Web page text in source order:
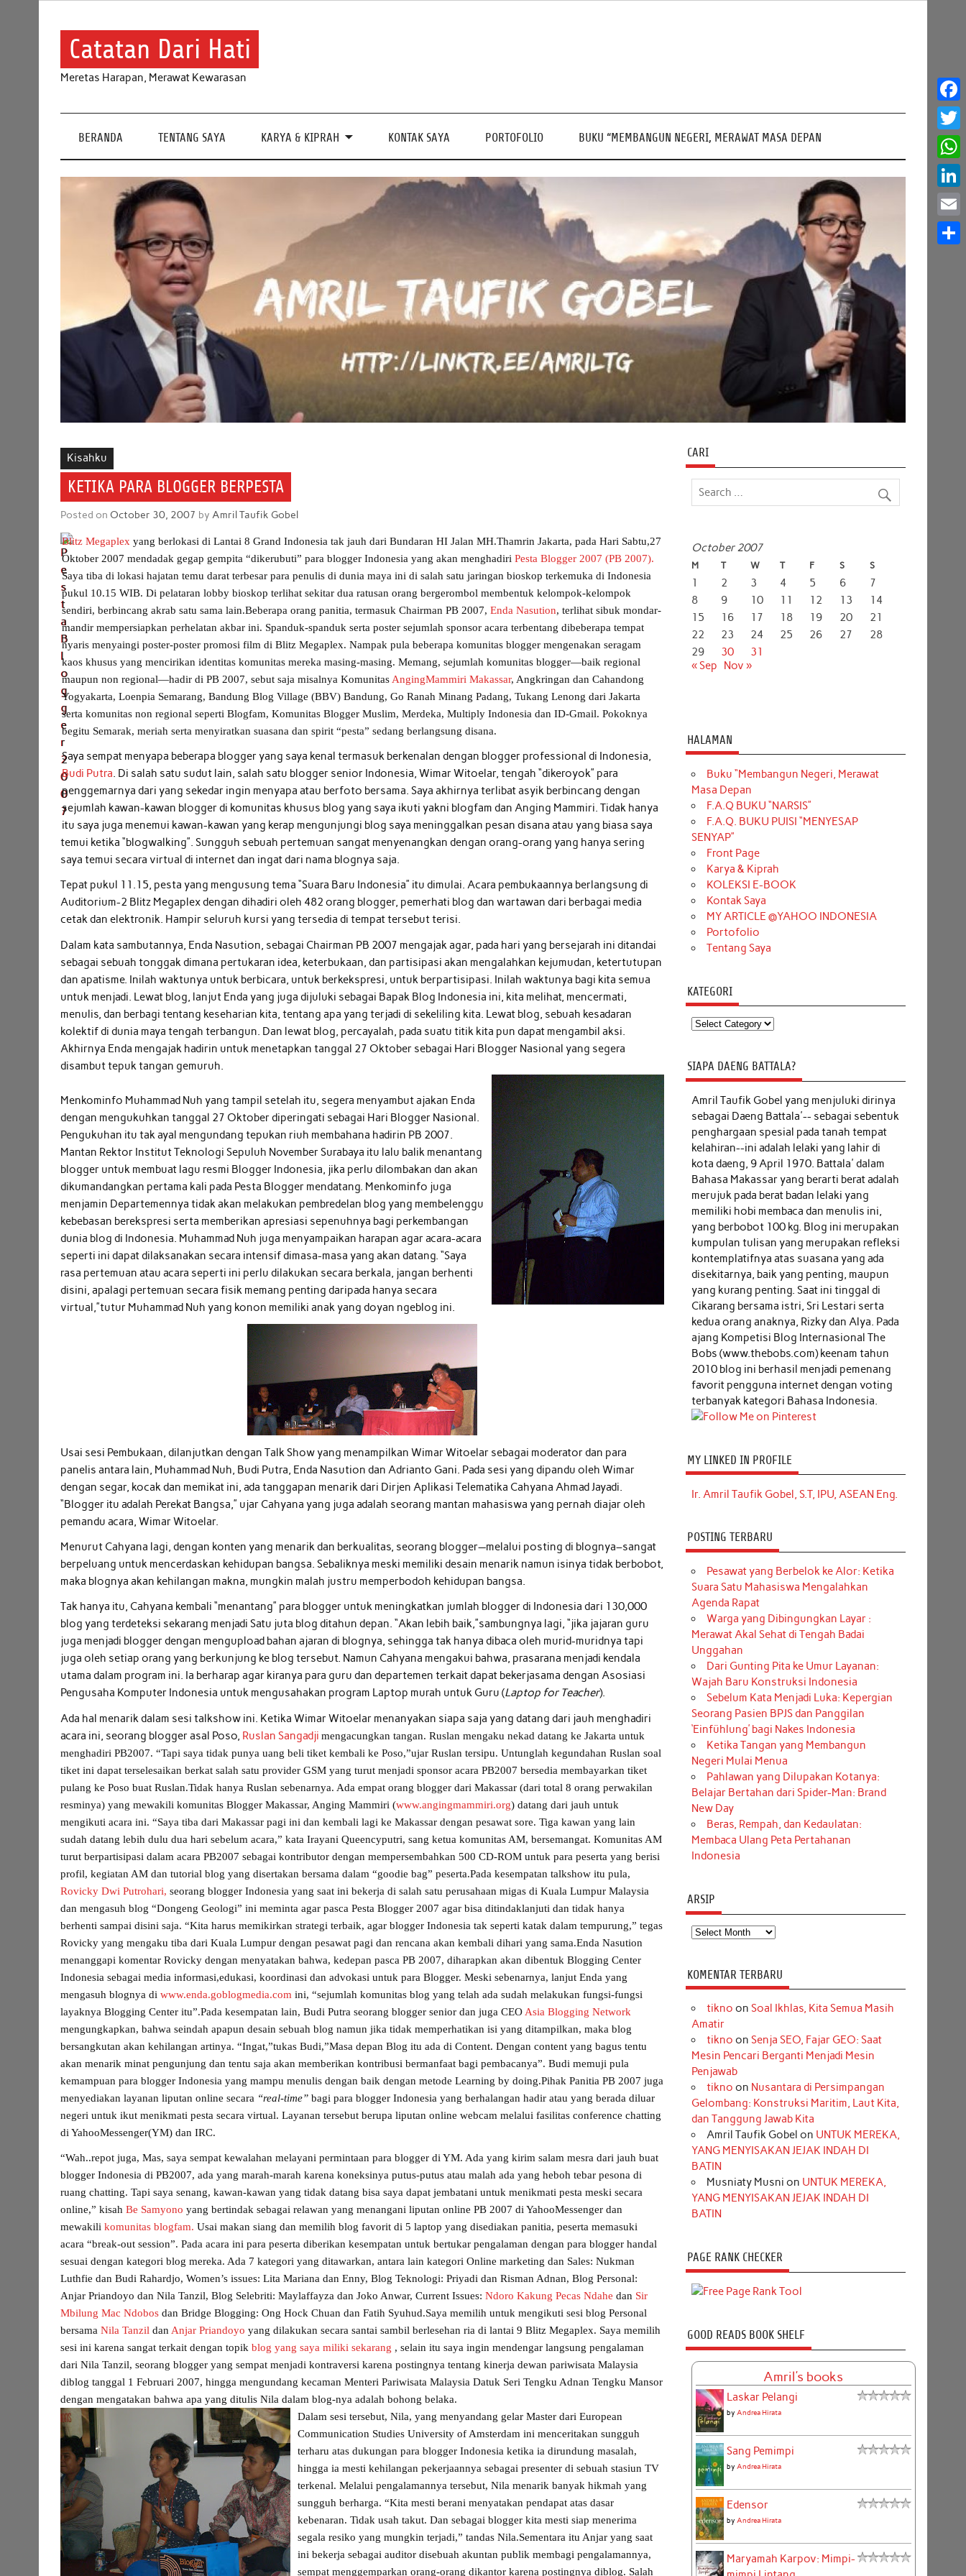
Catatan Dari Hati
Meretas Harapan, Merawat Kewarasan
BERANDA TENTANG SAYA KARYA & KIPRAH KONTAK SAYA PORTOFOLIO BUKU “MEMBANGUN NEGERI, MERAWAT MASA DEPAN
Kisahku
KETIKA PARA BLOGGER BERPESTA
Posted on October 30, 2007 byAmril Taufik Gobel
Blitz Megaplex yang berlokasi di Lantai 8 Grand Indonesia tak jauh dari Bundaran HI Jalan MH.Thamrin Jakarta, pada Hari Sabtu,27
Oktober 2007 mendadak gegap gempita “dikerubuti” para blogger Indonesia yang akan menghadiriPesta Blogger 2007 (PB 2007).
Saya tiba di lokasi hajatan temu darat terbesar para penulis di dunia maya ini di salah satu jaringan bioskop terkemuka di Indonesia
pukul 10.15 WIB. Di pelataran lobby bioskop terlihat sekitar dua ratusan orang bergerombol membentuk kelompok-kelompok
sendiri, berbincang akrab satu sama lain.Beberapa orang panitia, termasuk Chairman PB 2007,Enda Nasution, terlihat sibuk mondar-
mandir mempersiapkan perhelatan akbar ini. Spanduk-spanduk serta poster sejumlah sponsor acara terbentang dibeberapa tempat
nyaris menyaingi poster-poster promosi film di Blitz Megaplex. Nampak pula beberapa komunitas blogger mengenakan seragam
kaos khusus yang mencirikan identitas komunitas mereka masing-masing. Memang, sejumlah komunitas blogger—baik regional
maupun non regional—hadir di PB 2007, sebut saja misalnya Komunitas AngingMammiri Makassar, Angkringan dan Cahandong
Yogyakarta, Loenpia Semarang, Bandung Blog Village (BBV) Bandung, Go Ranah Minang Padang, Tukang Lenong dari Jakarta
serta komunitas non regional seperti Blogfam, Komunitas Blogger Muslim, Merdeka, Multiply Indonesia dan ID-Gmail. Pokoknya
begitu Semarak, meriah serta menyiratkan suasana dan spirit “pesta” sedang berlangsung disana.
Saya sempat menyapa beberapa blogger yang saya kenal termasuk berkenalan dengan blogger professional di Indonesia,
Budi Putra. Di salah satu sudut lain, salah satu blogger senior Indonesia, Wimar Witoelar, tengah “dikeroyok” para
penggemarnya dari yang sekedar ingin menyapa atau berfoto bersama. Saya akhirnya terlibat asyik berbincang dengan
sejumlah kawan-kawan blogger di komunitas khusus blog yang saya ikuti yakni blogfam dan Anging Mammiri. Tidak hanya
itu saya juga menemui kawan-kawan yang kerap mengunjungi blog saya meninggalkan pesan disana atau yang biasa saya
temui ketika “blogwalking”. Sungguh sebuah pertemuan sangat menyenangkan dengan orang-orang yang hanya sering
saya temui secara virtual di internet dan ingat dari nama blognya saja.
Tepat pukul 11.15, pesta yang mengusung tema “Suara Baru Indonesia” itu dimulai. Acara pembukaannya berlangsung di
Auditorium-2 Blitz Megaplex dengan dihadiri oleh 482 orang blogger, pemerhati blog dan wartawan dari berbagai media
cetak dan elektronik. Hampir seluruh kursi yang tersedia di tempat tersebut terisi.
Dalam kata sambutannya, Enda Nasution, sebagai Chairman PB 2007 mengajak agar, pada hari yang bersejarah ini ditandai
sebagai sebuah tonggak dimana pertukaran idea, keterbukaan, dan partisipasi akan mengalahkan kejumudan, ketertutupan
dan apatisme. Inilah waktunya untuk berbicara, untuk berkekspresi, untuk berpartisipasi. Inilah waktunya bagi kita semua
untuk menjadi. Lewat blog, lanjut Enda yang juga dijuluki sebagai Bapak Blog Indonesia ini, kita melihat, mencermati,
menulis, dan berbagi tentang keseharian kita, tentang apa yang terjadi di sekeliling kita. Lewat blog, sebuah kesadaran
kolektif di dunia maya tengah terbangun. Dan lewat blog, percayalah, pada suatu titik kita pun dapat mengambil aksi.
Akhirnya Enda mengajak hadirin untuk menetapkan tanggal 27 Oktober sebagai Hari Blogger Nasional yang segera
disambut tepuk tangan gemuruh.
Menkominfo Muhammad Nuh yang tampil setelah itu, segera menyambut ajakan Enda
dengan mengukuhkan tanggal 27 Oktober diperingati sebagai Hari Blogger Nasional.
Pengukuhan itu tak ayal mengundang tepukan riuh membahana hadirin PB 2007.
Mantan Rektor Institut Teknologi Sepuluh November Surabaya itu lalu balik menantang
blogger untuk membuat lagu resmi Blogger Indonesia, jika perlu dilombakan dan akan
dikumandangkan pertama kali pada Pesta Blogger mendatang. Menkominfo juga
menjamin Departemennya tidak akan melakukan pembredelan blog yang membelenggu
kebebasan berekspresi serta memberikan apresiasi sepenuhnya bagi perkembangan
dunia blog di Indonesia. Muhammad Nuh juga menyampaikan harapan agar acara-acara
seperti ini dapat dilaksanakan secara intensif dimasa-masa yang akan datang. “Saya
rasa pertemuan atau acara seperti ini perlu dilakukan secara berkala, jangan berhenti
disini, apalagi pertemuan secara fisik memang penting daripada hanya secara
virtual,”tutur Muhammad Nuh yang konon memiliki anak yang doyan ngeblog ini.
Usai sesi Pembukaan, dilanjutkan dengan Talk Show yang menampilkan Wimar Witoelar sebagai moderator dan para
panelis antara lain, Muhammad Nuh, Budi Putra, Enda Nasution dan Adrianto Gani. Pada sesi yang dipandu oleh Wimar
dengan segar, kocak dan memikat ini, ada tanggapan menarik dari Dirjen Aplikasi Telematika Cahyana Ahmad Jayadi.
“Blogger itu adalah Perekat Bangsa,” ujar Cahyana yang juga adalah seorang mantan mahasiswa yang pernah diajar oleh
pemandu acara, Wimar Witoelar.
Menurut Cahyana lagi, dengan konten yang menarik dan berkualitas, seorang blogger—melalui posting di blognya–sangat
berpeluang untuk mencerdaskan kehidupan bangsa. Sebaliknya meski memiliki desain menarik namun isinya tidak berbobot,
maka blognya akan kehilangan makna, mungkin malah justru memperbodoh kehidupan bangsa.
Tak hanya itu, Cahyana kembali “menantang” para blogger untuk meningkatkan jumlah blogger di Indonesia dari 130,000
blog yang terdeteksi sekarang menjadi Satu juta blog ditahun depan. “Akan lebih baik,”sambungnya lagi, “jika jajaran guru
juga menjadi blogger dengan mengupload bahan ajaran di blognya, sehingga tak hanya dibaca oleh murid-muridnya tapi
juga oleh setiap orang yang berkunjung ke blog tersebut. Namun Cahyana mengakui bahwa, prasarana menjadi kendala
utama dalam program ini. Ia berharap agar kiranya para guru dan departemen terkait dapat bekerjasama dengan Asosiasi
Pengusaha Komputer Indonesia untuk mengusahakan program Laptop murah untuk Guru (Laptop for Teacher).
Ada hal menarik dalam sesi talkshow ini. Ketika Wimar Witoelar menanyakan siapa saja yang datang dari jauh menghadiri
acara ini, seorang blogger asal Poso, Ruslan Sangadjimengacungkan tangan. Ruslan mengaku nekad datang ke Jakarta untuk
menghadiri PB2007. “Tapi saya tidak punya uang beli tiket kembali ke Poso,”ujar Ruslan tersipu. Untunglah kegundahan Ruslan soal
tiket ini dapat terselesaikan berkat salah satu provider GSM yang turut menjadi sponsor acara PB2007 bersedia membayarkan tiket
pulang ke Poso buat Ruslan.Tidak hanya Ruslan sebenarnya. Ada empat orang blogger dari Makassar (dari total 8 orang perwakilan
resminya) yang mewakili komunitas Blogger Makassar, Anging Mammiri (www.angingmammiri.org) datang dari jauh untuk
mengikuti acara ini. “Saya tiba dari Makassar pagi ini dan kembali lagi ke Makassar dengan pesawat sore. Tiga kawan yang lain
sudah datang lebih dulu dua hari sebelum acara,” kata Irayani Queencyputri, sang ketua komunitas AM, bersemangat. Komunitas AM
turut berpartisipasi dalam acara PB2007 sebagai kontributor dengan mempersembahkan 500 CD-ROM untuk para peserta yang berisi
profil, kegiatan AM dan tutorial blog yang disertakan bersama dalam “goodie bag” peserta.Pada kesempatan talkshow itu pula,
Rovicky Dwi Putrohari, seorang blogger Indonesia yang saat ini bekerja di salah satu perusahaan migas di Kuala Lumpur Malaysia
dan mengasuh blog “Dongeng Geologi”ini meminta agar pasca Pesta Blogger 2007 agar bisa ditindaklanjuti dan tidak hanya
berhenti sampai disini saja. “Kita harus memikirkan strategi terbaik, agar blogger Indonesia tak seperti katak dalam tempurung,” tegas
Rovicky yang mengaku tiba dari Kuala Lumpur dengan pesawat pagi dan rencana akan kembali dihari yang sama.Enda Nasution
menanggapi komentar Rovicky dengan menyatakan bahwa, kedepan pasca PB 2007, diharapkan akan dibentuk Blogging Center
Indonesia sebagai media informasi,edukasi, koordinasi dan advokasi untuk para Blogger. Meski sebenarnya, lanjut Enda yang
mengasuh blognya diwww.enda.goblogmedia.com ini, “sejumlah komunitas blog yang telah ada sudah melakukan fungsi-fungsi
layaknya Blogging Center itu”.Pada kesempatan lain, Budi Putra seorang blogger senior dan juga CEO Asia Blogging Network
mengungkapkan, bahwa seindah apapun desain sebuah blog namun jika tidak memperhatikan isi yang ditampilkan, maka blog
bersangkutan akan kehilangan artinya. “Ingat,”tukas Budi,”Masa depan Blog itu ada di Content. Dengan content yang bagus tentu
akan menarik minat pengunjung dan tentu saja akan memberikan kontribusi bermanfaat bagi pembacanya”. Budi memuji pula
kemampuan para blogger Indonesia yang mampu menulis dengan baik dengan metode Learning by doing.Pihak Panitia PB 2007 juga
menyediakan layanan liputan online secara “real-time” bagi para blogger Indonesia yang berhalangan hadir atau yang berada diluar
negeri untuk ikut menikmati pesta secara virtual. Layanan tersebut berupa liputan online webcam melalui fasilitas conference chatting
di YahooMessenger(YM) dan IRC.
“Wah..repot juga, Mas, saya sempat kewalahan melayani permintaan para blogger di YM. Ada yang kirim salam mesra dari jauh buat
blogger Indonesia di PB2007, ada yang marah-marah karena koneksinya putus-putus atau malah ada yang heboh tebar pesona di
ruang chatting. Tapi saya senang, kawan-kawan yang tidak datang bisa saya dapat jembatani untuk menikmati pesta meski secara
online,” kisahBe Samyonoyang bertindak sebagai relawan yang menangani liputan online PB 2007 di YahooMessenger dan
mewakilikomunitas blogfam.Usai makan siang dan memilih blog favorit di 5 laptop yang disediakan panitia, peserta memasuki
acara “break-out session”. Pada acara ini para peserta diberikan kesempatan untuk bertukar pengalaman dengan para blogger handal
sesuai dengan kategori blog mereka. Ada 7 kategori yang ditawarkan, antara lain kategori Online marketing dan Sales: Nukman
Luthfie dan Budi Rahardjo, Women’s issues: Lita Mariana dan Enny, Blog Teknologi: Priyadi dan Risman Adnan, Blog Personal:
Anjar Priandoyo dan Nila Tanzil, Blog Selebriti: Maylaffayza dan Joko Anwar, Current Issues:Ndoro Kakung Pecas Ndahedan Sir
Mbilung Mac Ndobosdan Bridge Blogging: Ong Hock Chuan dan Fatih Syuhud.Saya memilih untuk mengikuti sesi blog Personal
bersamaNila Tanzildan Anjar Priandoyo yang dilakukan secara santai sambil berlesehan ria di lantai 9 Blitz Megaplex. Saya memilih
sesi ini karena sangat terkait dengan topikblog yang saya miliki sekarang , selain itu saya ingin mendengar langsung pengalaman
dari Nila Tanzil, seorang blogger yang sempat menjadi kontraversi karena postingnya tentang kinerja dewan pariwisata Malaysia
diblog tanggal 1 Februari 2007, hingga mengundang kecaman Menteri Pariwisata Malaysia Datuk Seri Tengku Adnan Tengku Mansor
dengan mengatakan bahwa apa yang ditulis Nila dalam blog-nya adalah bohong belaka.
Dalam sesi tersebut, Nila, yang menyandang gelar Master dari European
Communication Studies University of Amsterdam ini menceritakan sungguh
terharu atas dukungan para blogger Indonesia ketika ia dirundung masalah,
hingga ia mesti kehilangan pekerjaannya sebagai presenter di sebuah stasiun TV
terkenal. Melalui pengalamannya tersebut, Nila menarik banyak hikmah yang
sungguh berharga. “Kita mesti berani menyatakan pendapat atas dasar
kebenaran. Tidak usah takut. Dan sebagai blogger kita mesti siap menerima
segala resiko yang mungkin terjadi,” tandas Nila.Sementara itu Anjar yang saat
ini bekerja sebagai auditor disebuah akuntan publik membagi pengalamannya,
sempat menggemparkan orang-orang dikantor karena postingnya diblog. Salah
CARI
October 2007
M T W T F S S
1 2 3 4 5 6
7
8
9 10 11 12 13
14
15
16 17 18 19 20
21
22
23 24 25 26 27
28
29
30
31
« Sep
Nov »
HALAMAN
Buku “Membangun Negeri, Merawat
Masa Depan
F.A.Q BUKU “NARSIS”
F.A.Q. BUKU PUISI “MENYESAP
SENYAP”
Front Page
Karya & Kiprah
KOLEKSI E-BOOK
Kontak Saya
MY ARTICLE @YAHOO INDONESIA
Portofolio
Tentang Saya
KATEGORI
Kategori
SIAPA DAENG BATTALA?
Amril Taufik Gobel yang menjuluki dirinya
sebagai Daeng Battala'-- sebagai sebentuk
penghargaan spesial pada tanah tempat
kelahiran--ini adalah lelaki yang lahir di
kota daeng, 9 April 1970. Battala' dalam
Bahasa Makassar yang berarti berat adalah
merujuk pada berat badan lelaki yang
memiliki hobi membaca dan menulis ini,
yang berbobot 100 kg. Blog ini merupakan
kumpulan tulisan yang merupakan refleksi
kontemplatifnya atas suasana yang ada
disekitarnya, baik yang penting, maupun
yang kurang penting. Saat ini tinggal di
Cikarang bersama istri, Sri Lestari serta
kedua orang anaknya, Rizky dan Alya. Pada
ajang Kompetisi Blog Internasional The
Bobs (www.thebobs.com) keenam tahun
2010 blog ini berhasil menjadi pemenang
favorit pengguna internet dengan voting
terbanyak kategori Bahasa Indonesia.
MY LINKED IN PROFILE
Ir. Amril Taufik Gobel, S.T, IPU, ASEAN Eng.
POSTING TERBARU
Pesawat yang Berbelok ke Alor: Ketika
Suara Satu Mahasiswa Mengalahkan
Agenda Rapat
Warga yang Dibingungkan Layar :
Merawat Akal Sehat di Tengah Badai
Unggahan
Dari Gunting Pita ke Umur Layanan:
Wajah Baru Konstruksi Indonesia
Sebelum Kata Menjadi Luka: Kepergian
Seorang Pasien BPJS dan Panggilan
‘Einfühlung’ bagi Nakes Indonesia
Ketika Tangan yang Membangun
Negeri Mulai Menua
Pahlawan yang Dilupakan Kotanya:
Belajar Bertahan dari Spider-Man: Brand
New Day
Beras, Rempah, dan Kedaulatan:
Membaca Ulang Peta Pertahanan
Indonesia
ARSIP
Arsip
KOMENTAR TERBARU
tikno on Soal Ikhlas, Kita Semua Masih
Amatir
tikno on Senja SEO, Fajar GEO: Saat
Mesin Pencari Berganti Menjadi Mesin
Penjawab
tikno on Nusantara di Persimpangan
Gelombang: Konstruksi Maritim, Laut Kita,
dan Tanggung Jawab Kita
Amril Taufik Gobel on UNTUK MEREKA,
YANG MENYISAKAN JEJAK INDAH DI
BATIN
Musniaty Musni on UNTUK MEREKA,
YANG MENYISAKAN JEJAK INDAH DI
BATIN
PAGE RANK CHECKER
GOOD READS BOOK SHELF
Amril's books
Laskar Pelangi
by Andrea Hirata
Sang Pemimpi
by Andrea Hirata
Edensor
by Andrea Hirata
Maryamah Karpov: Mimpi-
Email